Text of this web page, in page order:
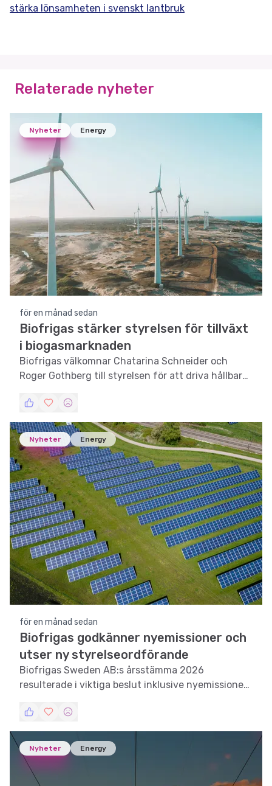
stärka lönsamheten i svenskt lantbruk
Relaterade nyheter
Nyheter Energy
för en månad sedan
Biofrigas stärker styrelsen för tillväxt
i biogasmarknaden
Biofrigas välkomnar Chatarina Schneider och
Roger Gothberg till styrelsen för att driva hållbar
Nyheter Energy
för en månad sedan
Biofrigas godkänner nyemissioner och
utser ny styrelseordförande
Biofrigas Sweden AB:s årsstämma 2026
resulterade i viktiga beslut inklusive nyemissioner
Nyheter Energy